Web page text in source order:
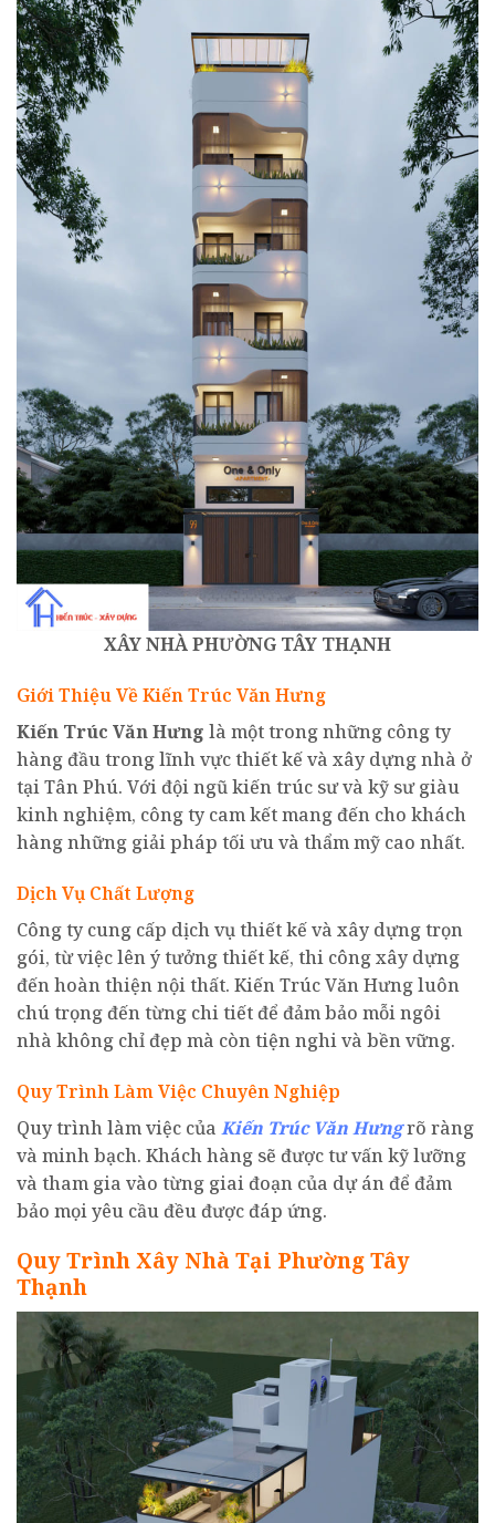
XÂY NHÀ PHƯỜNG TÂY THẠNH
Giới Thiệu Về Kiến Trúc Văn Hưng
Kiến Trúc Văn Hưng là một trong những công ty
hàng đầu trong lĩnh vực thiết kế và xây dựng nhà ở
tại Tân Phú. Với đội ngũ kiến trúc sư và kỹ sư giàu
kinh nghiệm, công ty cam kết mang đến cho khách
hàng những giải pháp tối ưu và thẩm mỹ cao nhất.
Dịch Vụ Chất Lượng
Công ty cung cấp dịch vụ thiết kế và xây dựng trọn
gói, từ việc lên ý tưởng thiết kế, thi công xây dựng
đến hoàn thiện nội thất. Kiến Trúc Văn Hưng luôn
chú trọng đến từng chi tiết để đảm bảo mỗi ngôi
nhà không chỉ đẹp mà còn tiện nghi và bền vững.
Quy Trình Làm Việc Chuyên Nghiệp
Quy trình làm việc của Kiến Trúc Văn Hưngrõ ràng
và minh bạch. Khách hàng sẽ được tư vấn kỹ lưỡng
và tham gia vào từng giai đoạn của dự án để đảm
bảo mọi yêu cầu đều được đáp ứng.
Quy Trình Xây Nhà Tại Phường Tây
Thạnh